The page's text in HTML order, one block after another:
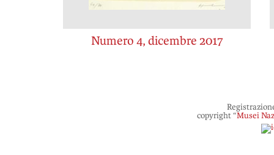
Numero 4, dicembre 2017
copyright “Musei